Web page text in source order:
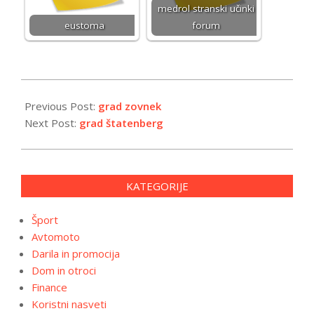
eustoma
medrol stranski učinki
forum
04-
15
Previous Post: grad zovnek
Next Post: grad štatenberg
KATEGORIJE
Šport
Avtomoto
Darila in promocija
Dom in otroci
Finance
Koristni nasveti